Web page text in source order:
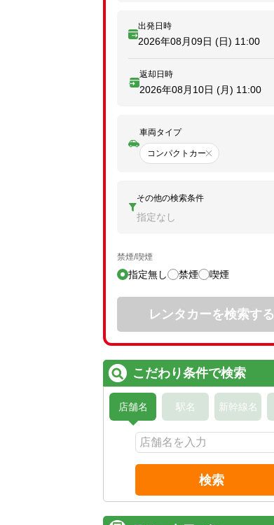
出発日時
2026年08月09日 (日) 11:00
返却日時
2026年08月10日 (月) 11:00
車両タイプ
コンパクトカー
その他の検索条件
指定なし
禁煙/喫煙
指定無し 禁煙 喫煙
レンタカーを検索する
こだわり条件で検索
店舗名 駅名 新幹線名
検索